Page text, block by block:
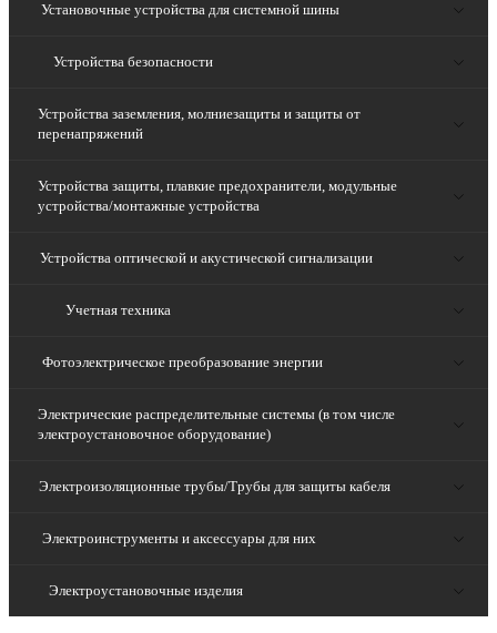
Установочные устройства для системной шины
Устройства безопасности
Устройства заземления, молниезащиты и защиты от
перенапряжений
Устройства защиты, плавкие предохранители, модульные
устройства/монтажные устройства
Устройства оптической и акустической сигнализации
Учетная техника
Фотоэлектрическое преобразование энергии
Электрические распределительные системы (в том числе
электроустановочное оборудование)
Электроизоляционные трубы/Трубы для защиты кабеля
Электроинструменты и аксессуары для них
Электроустановочные изделия